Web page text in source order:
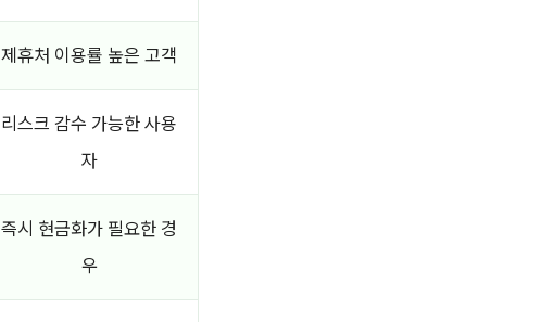
제휴처 이용률 높은 고객
리스크 감수 가능한 사용
자
즉시 현금화가 필요한 경
우